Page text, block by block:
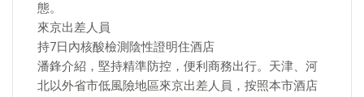
態。
來京出差人員
持7日內核酸檢測陰性證明住酒店
潘鋒介紹，堅持精準防控，便利商務出行。天津、河
北以外省市低風險地區來京出差人員，按照本市酒店